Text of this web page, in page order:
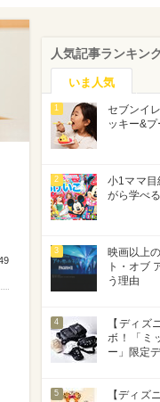
人気記事ランキン
いま人気
1
セブンイ
ッキー&
2
小1ママ目
がら学べ
3
映画以上
ト・オブ
う理由
4
【ディズ
ボ！「ミ
ー」限定
5
【ディズ